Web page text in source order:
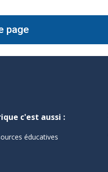
page
c'est aussi :
éducatives